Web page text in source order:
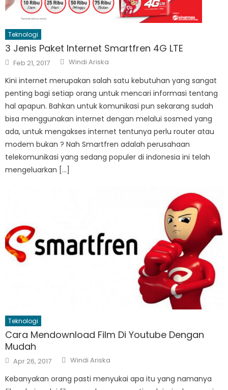
Teknologi
3 Jenis Paket Internet Smartfren 4G LTE
Posted
on
Feb 21, 2017 Author
Windi Ariska
Kini internet merupakan salah satu kebutuhan yang sangat
penting bagi setiap orang untuk mencari informasi tentang
hal apapun. Bahkan untuk komunikasi pun sekarang sudah
bisa menggunakan internet dengan melalui sosmed yang
ada, untuk mengakses internet tentunya perlu router atau
modem bukan ? Nah Smartfren adalah perusahaan
telekomunikasi yang sedang populer di indonesia ini telah
mengeluarkan […]
Teknologi
Cara Mendownload Film Di Youtube Dengan
Mudah
Posted
on
Apr 26, 2017 Author
Windi Ariska
Kebanyakan orang pasti menyukai apa itu yang namanya